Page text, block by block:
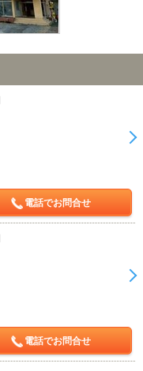
電話でお問合せ
電話でお問合せ